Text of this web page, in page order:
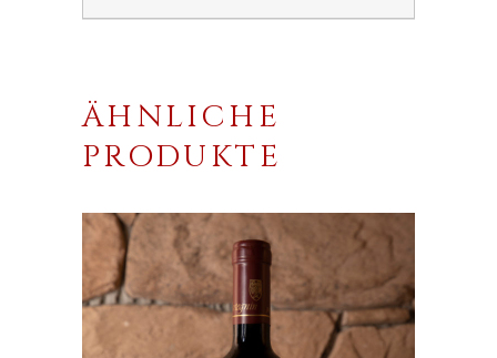
ÄHNLICHE
PRODUKTE